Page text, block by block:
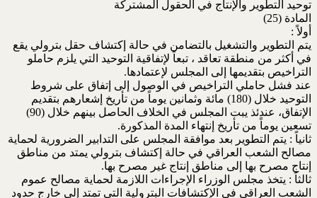
توحيد التطوير والإنتاج في الحقول المشتركة
المادة (25)
أولاً :
يتم التطوير والتشغيل بالتضامن في حالة إكتشاف حقل بترولي يقع
في أكثر من منطقة تعاقد ، تبعاً لإتفاقية التوحيد التي يلزم حاملو
التراخيص بتقديمها إلى المجلس لإعتمادها.
عند فشل حاملي التراخيص في الوصول إلى إتفاق على شروط
التوحيد خلال (180) مائة وثمانين يوماً من تأريخ إشعارهم بتقديم
الإتفاق، عندئذ يبت المجلس في الخلاف الحاصل بينهم خلال (90)
تسعين يوماً من تأريخ إنتهاء المدة المذكورة.
ثانياً : يتم التطوير بعد موافقة المجلس على التدابير الضرورية لحماية
مصالح الشعب العراقي في حالة إكتشاف بترولي يمتد من مناطق
إنتاج مصرح بها إلى مناطق إنتاج غير مصرح بها.
ثالثاً : يتخذ مجلس الوزراء الإجراءات اللازمة لحماية مصالح عموم
الشعب العراقي في الإكتشافات البترولية التي تمتد إلى خارج حدود